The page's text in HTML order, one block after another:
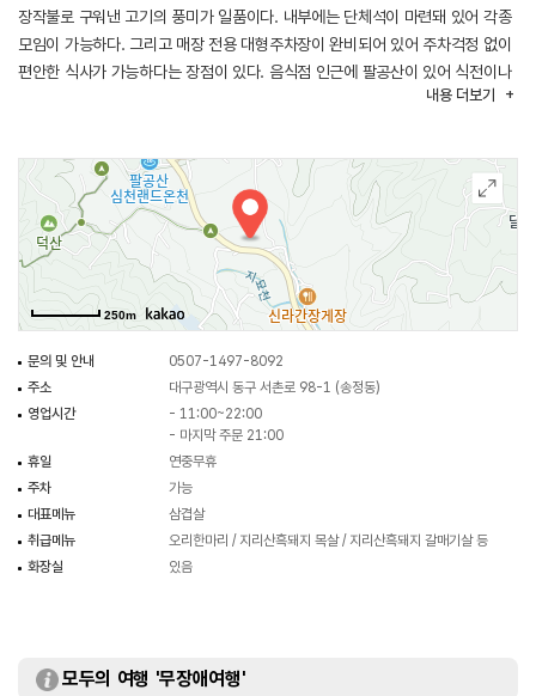
장작불로 구워낸 고기의 풍미가 일품이다. 내부에는 단체석이 마련돼 있어 각종
모임이 가능하다. 그리고 매장 전용 대형주차장이 완비되어 있어 주차걱정 없이
편안한 식사가 가능하다는 장점이 있다. 음식점 인근에 팔공산이 있어 식전이나
내용 더보기
250m
문의 및 안내
0507-1497-8092
주소
대구광역시 동구 서촌로 98-1 (송정동)
영업시간
- 11:00~22:00
- 마지막 주문 21:00
휴일
연중무휴
주차
가능
대표메뉴
삼겹살
취급메뉴
오리한마리 / 지리산흑돼지 목살 / 지리산흑돼지 갈매기살 등
화장실
있음
모두의 여행 '무장애여행'